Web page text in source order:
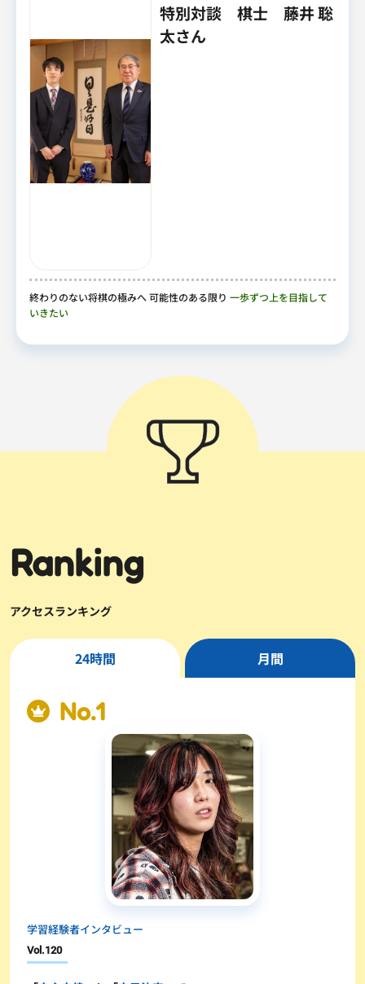
特別対談 棋士 藤井 聡
太さん
終わりのない将棋の極みへ 可能性のある限り 一歩ずつ上を目指して
いきたい
Ranking
アクセスランキング
24時間 月間
学習経験者インタビュー
Vol.120